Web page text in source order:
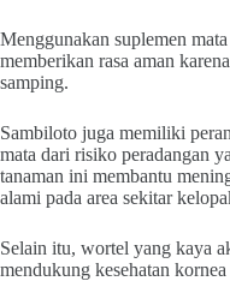
Menggunakan suplemen
memberikan rasa aman
samping.
Sambiloto juga memiliki
mata dari risiko peradangan
tanaman ini membantu
alami pada area sekitar
Selain itu, wortel yang kaya
mendukung kesehatan